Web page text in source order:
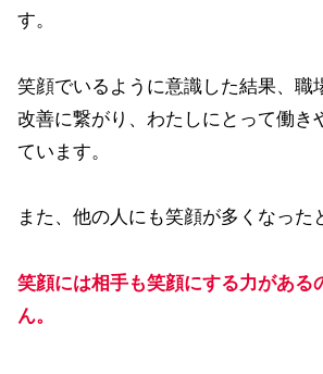
す。
笑顔でいるように意識した結果、職
改善に繋がり、わたしにとって働き
ています。
また、他の人にも笑顔が多くなった
笑顔には相手も笑顔にする力がある
ん。